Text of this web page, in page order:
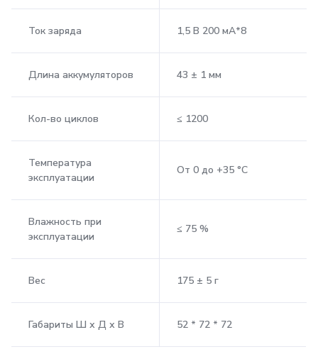
Ток заряда 1,5 В 200 мА*8
Длина аккумуляторов 43 ± 1 мм
Кол-во циклов ≤ 1200
Температура
эксплуатации
От 0 до +35 °C
Влажность при
эксплуатации
≤ 75 %
Вес 175 ± 5 г
Габариты Ш х Д х В 52 * 72 * 72